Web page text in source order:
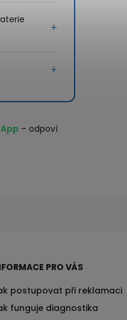
– odpoví
PRO VÁS
postupovat při reklamaci
funguje diagnostika